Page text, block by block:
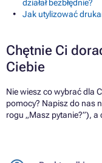
działał bezbłędnie?
Jak utylizować
Chętnie Ci
Ciebie
Nie wiesz co wybrać dla
pomocy? Napisz do nas
rogu „Masz pytanie?”), a